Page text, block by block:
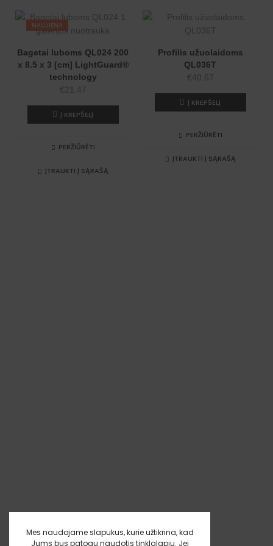
:
NAUJIENA
Bagetai luboms QL024 200
x 8.5 x 3 [cm] LightGuard®
technology
€21.47
Į KREPŠELĮ
PERŽIŪRĖTI
ĮTRAUKTI Į SĄRAŠĄ
Profilis užuolaidoms
QL036T
€40.67
Į KREPŠELĮ
PERŽIŪRĖTI
ĮTRAUKTI Į SĄRAŠĄ
Mes naudojame slapukus, kurie užtikrina, kad
Jums bus patogu naudotis tinklalapiu. Jei